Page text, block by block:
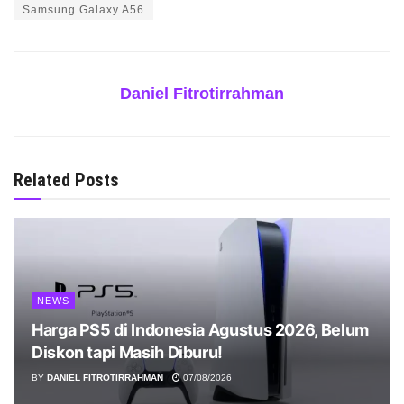
Samsung Galaxy A56
Daniel Fitrotirrahman
Related Posts
NEWS
Harga PS5 di Indonesia Agustus 2026, Belum
Diskon tapi Masih Diburu!
BY DANIEL FITROTIRRAHMAN 07/08/2026